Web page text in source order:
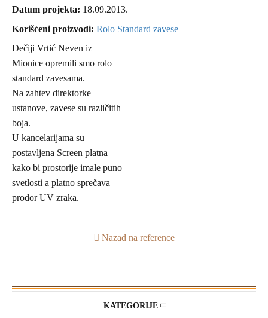
Datum projekta: 18.09.2013.
Korišćeni proizvodi: Rolo Standard zavese
Dečiji Vrtić Neven iz
Mionice opremili smo rolo
standard zavesama.
Na zahtev direktorke
ustanove, zavese su različitih
boja.
U kancelarijama su
postavljena Screen platna
kako bi prostorije imale puno
svetlosti a platno sprečava
prodor UV zraka.
Nazad na reference
KATEGORIJE